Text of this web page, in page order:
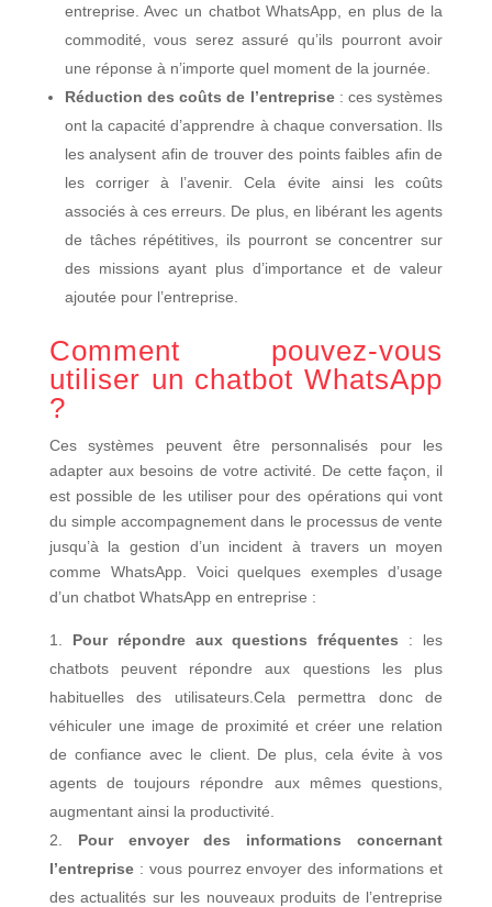
entreprise. Avec un chatbot WhatsApp, en plus de la
commodité, vous serez assuré qu’ils pourront avoir
une réponse à n’importe quel moment de la journée.
Réduction des coûts de l’entreprise : ces systèmes
ont la capacité d’apprendre à chaque conversation. Ils
les analysent afin de trouver des points faibles afin de
les corriger à l’avenir. Cela évite ainsi les coûts
associés à ces erreurs. De plus, en libérant les agents
de tâches répétitives, ils pourront se concentrer sur
des missions ayant plus d’importance et de valeur
ajoutée pour l’entreprise.
Comment pouvez-vous
utiliser un chatbot WhatsApp
?
Ces systèmes peuvent être personnalisés pour les
adapter aux besoins de votre activité. De cette façon, il
est possible de les utiliser pour des opérations qui vont
du simple accompagnement dans le processus de vente
jusqu’à la gestion d’un incident à travers un moyen
comme WhatsApp. Voici quelques exemples d’usage
d’un chatbot WhatsApp en entreprise :
Pour répondre aux questions fréquentes : les
chatbots peuvent répondre aux questions les plus
habituelles des utilisateurs.Cela permettra donc de
véhiculer une image de proximité et créer une relation
de confiance avec le client. De plus, cela évite à vos
agents de toujours répondre aux mêmes questions,
augmentant ainsi la productivité.
Pour envoyer des informations concernant
l’entreprise : vous pourrez envoyer des informations et
des actualités sur les nouveaux produits de l’entreprise